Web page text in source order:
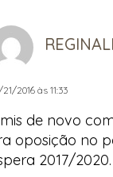
2016 às 11:33
de novo
oposição no
2017/2020.